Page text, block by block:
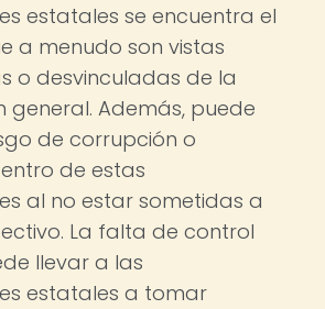
estatales se encuentra el
a menudo son vistas
o desvinculadas de la
general. Además, puede
de corrupción o
de estas
al no estar sometidas a
La falta de control
llevar a las
estatales a tomar